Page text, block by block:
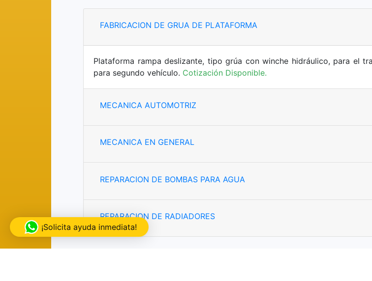
FABRICACION DE GRUA DE PLATAFORMA
Plataforma rampa deslizante, tipo grúa con winche hidráulico, para el
para segundo vehículo. Cotización Disponible.
MECANICA AUTOMOTRIZ
MECANICA EN GENERAL
REPARACION DE BOMBAS PARA AGUA
REPARACION DE RADIADORES
¡Solicita ayuda inmediata!